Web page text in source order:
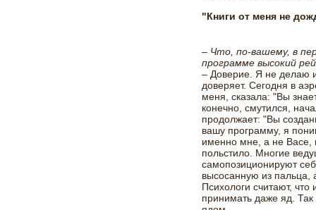
"Книги от меня не
– Что, по-вашему, в
программе высокий
– Доверие. Я не делаю
доверяет. Сегодня в
меня, сказала: "Вы
конечно, смутился,
продолжает: "Вы
вашу программу, я
именно мне, а не
польстило. Многие
самопозиционируют
высосанную из пальца,
Психологи считают, что
принимать даже яд. Так